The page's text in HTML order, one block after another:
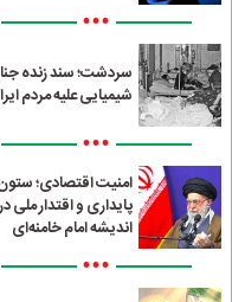
•••
سردشت؛ سند زنده
شیمیایی علیه مردم
•••
امنیت اقتصادی؛
پایداری و اقتدار ملی
اندیشه امام خامنه‌ای
•••